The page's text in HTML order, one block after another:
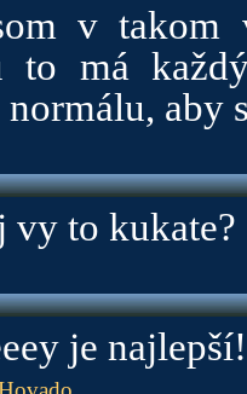
v takom
to má
normálu, aby
vy to kukate?
je